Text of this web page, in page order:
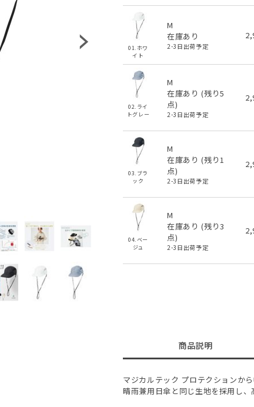
01.ホワ
イト
M
在庫あり
2-3日出荷予定
02.ライ
トグレー
M
在庫あり (残り5
点)
2-3日出荷予定
03.ブラ
ック
M
在庫あり (残り1
点)
2-3日出荷予定
04.ベー
ジュ
M
在庫あり (残り3
点)
2-3日出荷予定
商品説明
マジカルテック プロテクションから
晴雨兼用日傘と同じ生地を採用し、